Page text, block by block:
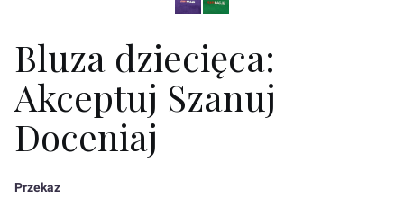
Bluza dziecięca:
Akceptuj Szanuj
Doceniaj
Przekaz